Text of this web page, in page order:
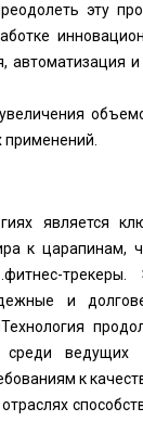
эту
автоматизация
является
к царапинам,
фитнес-трекеры .
и
Технология
ведущих
к